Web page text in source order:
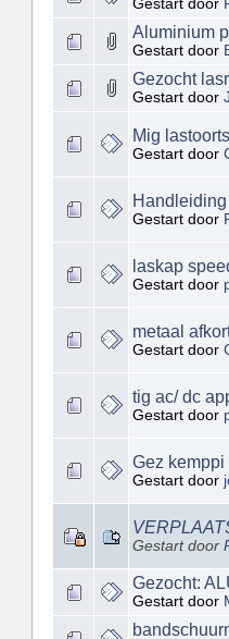
Gestart door
Aluminium
Gestart door
Gezocht
Gestart door
Mig
Gestart door
Gestart door
laskap
Gestart door
metaal
Gestart door
tig ac/ dc
Gestart door
Gez
Gestart door
Gestart door
Gezocht:
Gestart door